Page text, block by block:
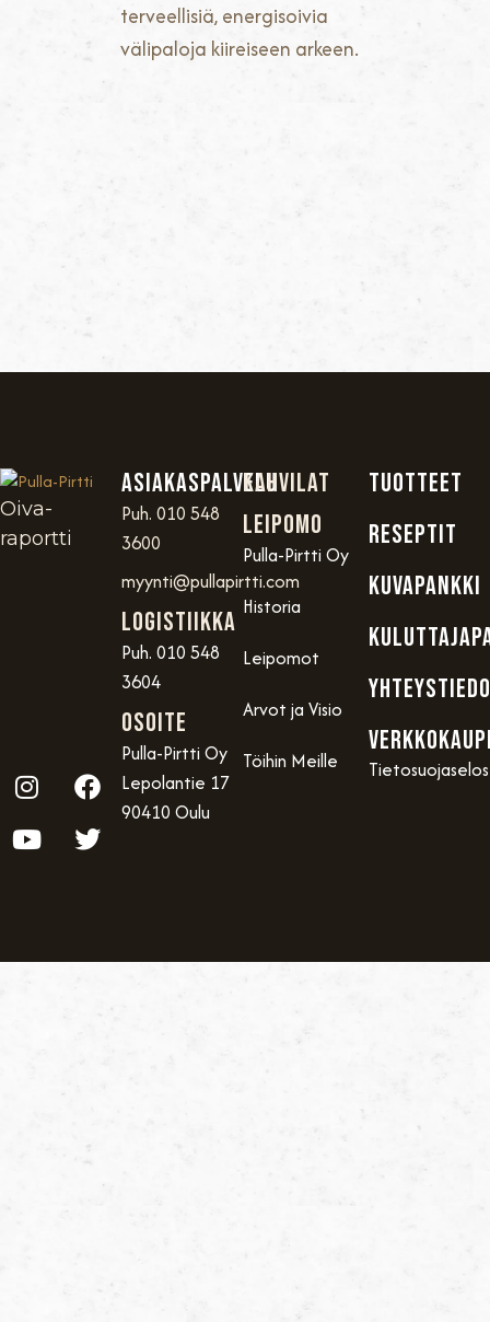
terveellisiä, energisoivia
välipaloja kiireiseen arkeen.
Oiva-
raportti
Asiakaspalvelu
Puh. 010 548
3600
myynti@pullapirtti.com
Logistiikka
Puh. 010 548
3604
OSOITE
Pulla-Pirtti Oy
Lepolantie 17
90410 Oulu
Kahvilat
Leipomo
Pulla-Pirtti Oy
Historia
Leipomot
Arvot ja Visio
Töihin Meille
TUOTTEET
RESEPTIT
KUVAPANKKI